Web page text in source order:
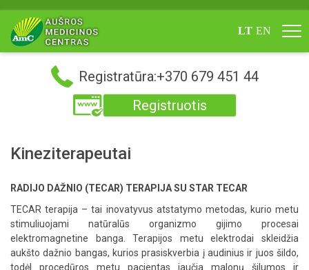
LT EN
Registratūra:+370 679 451 44
Registruotis
Kineziterapeutai
RADIJO DAŽNIO (TECAR) TERAPIJA SU STAR TECAR
TECAR terapija – tai inovatyvus atstatymo metodas, kurio metu
stimuliuojami natūralūs organizmo gijimo procesai
elektromagnetine banga. Terapijos metu elektrodai skleidžia
aukšto dažnio bangas, kurios prasiskverbia į audinius ir juos šildo,
todėl procedūros metu pacientas jaučia malonų šilumos ir